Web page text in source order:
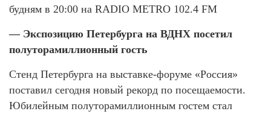
будням в 20:00 на RADIO METRO 102.4 FM
— Экспозицию Петербурга на ВДНХ посетил
полуторамиллионный гость
Стенд Петербурга на выставке-форуме «Россия»
поставил сегодня новый рекорд по посещаемости.
Юбилейным полуторамиллионным гостем стал